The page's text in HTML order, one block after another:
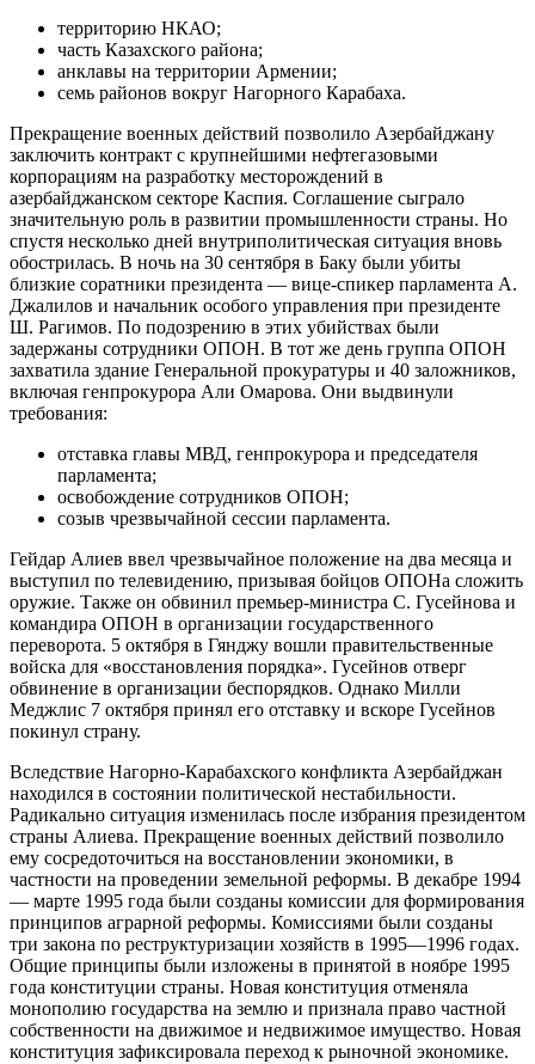
территорию НКАО;
часть Казахского района;
анклавы на территории Армении;
семь районов вокруг Нагорного Карабаха.
Прекращение военных действий позволило Азербайджану
заключить контракт с крупнейшими нефтегазовыми
корпорациям на разработку месторождений в
азербайджанском секторе Каспия. Соглашение сыграло
значительную роль в развитии промышленности страны. Но
спустя несколько дней внутриполитическая ситуация вновь
обострилась. В ночь на 30 сентября в Баку были убиты
близкие соратники президента — вице-спикер парламента А.
Джалилов и начальник особого управления при президенте
Ш. Рагимов. По подозрению в этих убийствах были
задержаны сотрудники ОПОН. В тот же день группа ОПОН
захватила здание Генеральной прокуратуры и 40 заложников,
включая генпрокурора Али Омарова. Они выдвинули
требования:
отставка главы МВД, генпрокурора и председателя
парламента;
освобождение сотрудников ОПОН;
созыв чрезвычайной сессии парламента.
Гейдар Алиев ввел чрезвычайное положение на два месяца и
выступил по телевидению, призывая бойцов ОПОНа сложить
оружие. Также он обвинил премьер-министра С. Гусейнова и
командира ОПОН в организации государственного
переворота. 5 октября в Гянджу вошли правительственные
войска для «восстановления порядка». Гусейнов отверг
обвинение в организации беспорядков. Однако Милли
Меджлис 7 октября принял его отставку и вскоре Гусейнов
покинул страну.
Вследствие Нагорно-Карабахского конфликта Азербайджан
находился в состоянии политической нестабильности.
Радикально ситуация изменилась после избрания президентом
страны Алиева. Прекращение военных действий позволило
ему сосредоточиться на восстановлении экономики, в
частности на проведении земельной реформы. В декабре 1994
— марте 1995 года были созданы комиссии для формирования
принципов аграрной реформы. Комиссиями были созданы
три закона по реструктуризации хозяйств в 1995—1996 годах.
Общие принципы были изложены в принятой в ноябре 1995
года конституции страны. Новая конституция отменяла
монополию государства на землю и признала право частной
собственности на движимое и недвижимое имущество. Новая
конституция зафиксировала переход к рыночной экономике.